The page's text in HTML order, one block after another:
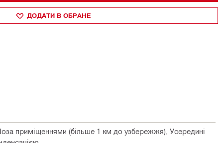
ДОДАТИ В ОБРАНЕ
приміщеннями (більше 1 км до узбережжя), Усередині